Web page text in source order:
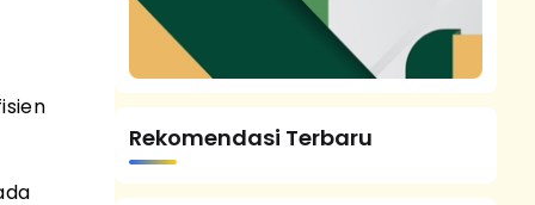
Rekomendasi Terbaru